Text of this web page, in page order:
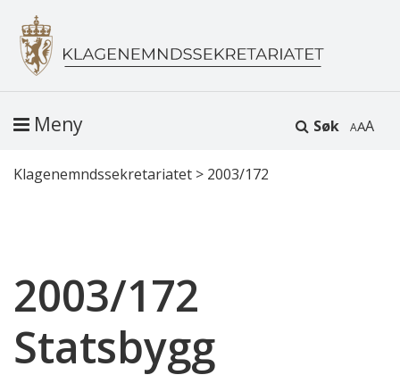
Søk A
Meny
Klagenemndssekretariatet > 2003/172
2003/172
Statsbygg